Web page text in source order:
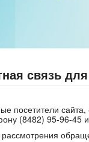
связь
посетители
(8482) 95-96-45
рассмотрения